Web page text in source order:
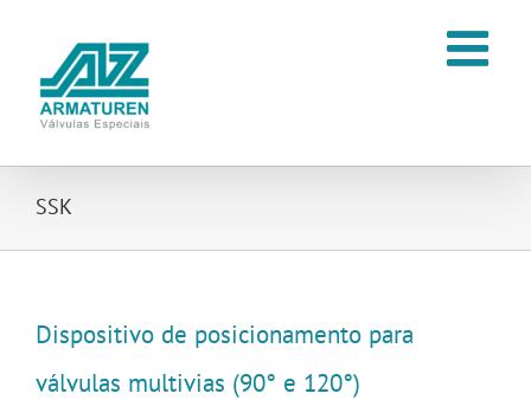
conteúdo
SSK
Dispositivo de posicionamento para
válvulas multivias (90° e 120°)